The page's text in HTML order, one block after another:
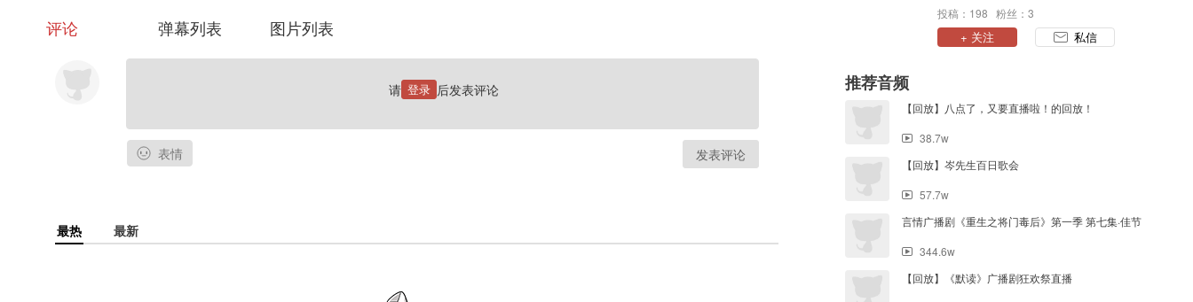
评论 弹幕列表 图片列表
请 登录 后发表评论
表情 发表评论
最热 最新
的音乐电台，以阳光传递正能量，用
心聆听，用爱呵护。
投稿：198 粉丝：3
+ 关注 私信
推荐音频
【回放】八点了，又要直播啦！的回放！
38.7w
【回放】岑先生百日歌会
57.7w
言情广播剧《重生之将门毒后》第一季 第七集·佳节
344.6w
【回放】《默读》广播剧狂欢祭直播